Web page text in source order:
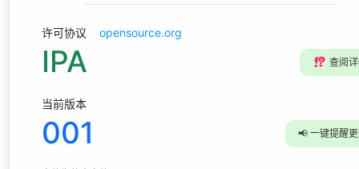
许可协议 opensource.org
IPA ⁉️ 查阅
当前版本
001 📢 一键提醒